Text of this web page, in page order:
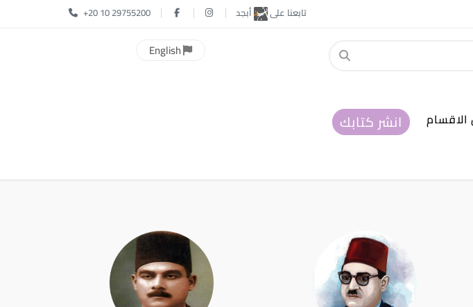
+20 10 29755200 تابعنا على أبجد
English
انشر كتابك